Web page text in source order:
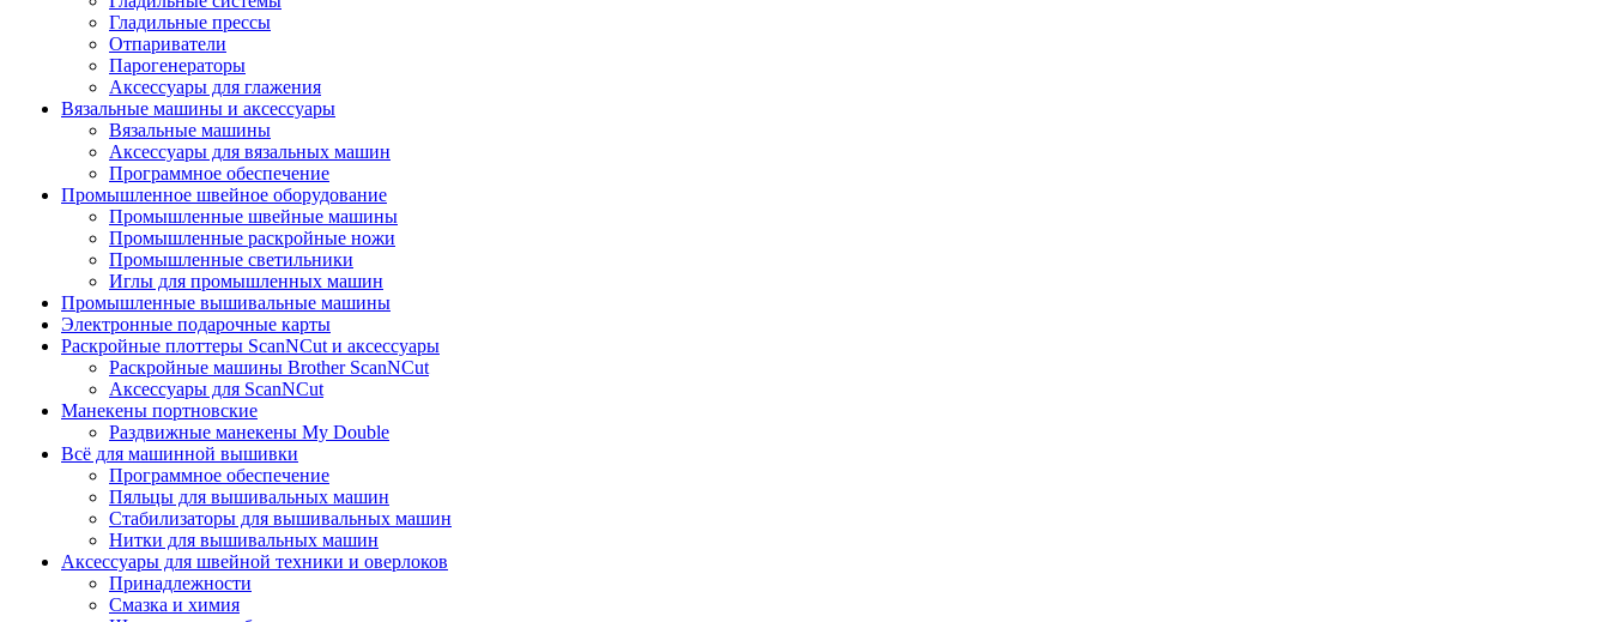
Гладильные прессы
Отпариватели
Парогенераторы
Аксессуары для глажения
Вязальные машины и аксессуары
Вязальные машины
Аксессуары для вязальных машин
Программное обеспечение
Промышленное швейное оборудование
Промышленные швейные машины
Промышленные раскройные ножи
Промышленные светильники
Иглы для промышленных машин
Промышленные вышивальные машины
Электронные подарочные карты
Раскройные плоттеры ScanNCut и аксессуары
Раскройные машины Brother ScanNCut
Аксессуары для ScanNCut
Манекены портновские
Раздвижные манекены My Double
Всё для машинной вышивки
Программное обеспечение
Пяльцы для вышивальных машин
Стабилизаторы для вышивальных машин
Нитки для вышивальных машин
Аксессуары для швейной техники и оверлоков
Принадлежности
Смазка и химия